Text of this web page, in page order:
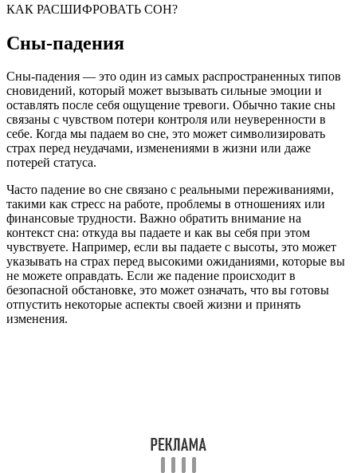
КАК РАСШИФРОВАТЬ СОН?
Сны-падения
Сны-падения — это один из самых распространенных типов
сновидений, который может вызывать сильные эмоции и
оставлять после себя ощущение тревоги. Обычно такие сны
связаны с чувством потери контроля или неуверенности в
себе. Когда мы падаем во сне, это может символизировать
страх перед неудачами, изменениями в жизни или даже
потерей статуса.
Часто падение во сне связано с реальными переживаниями,
такими как стресс на работе, проблемы в отношениях или
финансовые трудности. Важно обратить внимание на
контекст сна: откуда вы падаете и как вы себя при этом
чувствуете. Например, если вы падаете с высоты, это может
указывать на страх перед высокими ожиданиями, которые вы
не можете оправдать. Если же падение происходит в
безопасной обстановке, это может означать, что вы готовы
отпустить некоторые аспекты своей жизни и принять
изменения.